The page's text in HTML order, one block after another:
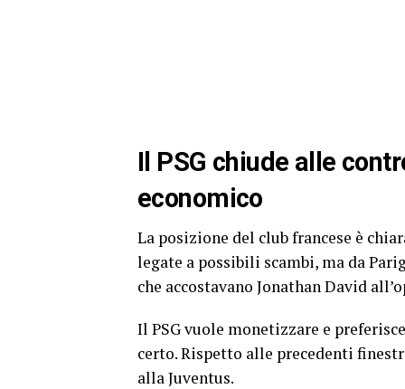
Il PSG chiude alle
economico
La posizione del club francese è
legate a possibili scambi, ma da
che accostavano Jonathan David
Il PSG vuole monetizzare e
certo. Rispetto alle precedenti
alla Juventus.